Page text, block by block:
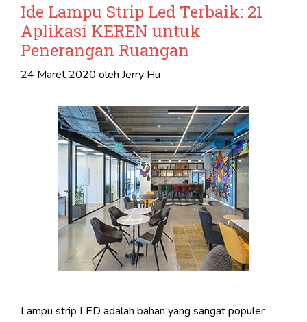
Ide Lampu Strip Led Terbaik: 21
Aplikasi KEREN untuk
Penerangan Ruangan
24 Maret 2020 oleh Jerry Hu
Lampu strip LED adalah bahan yang sangat populer